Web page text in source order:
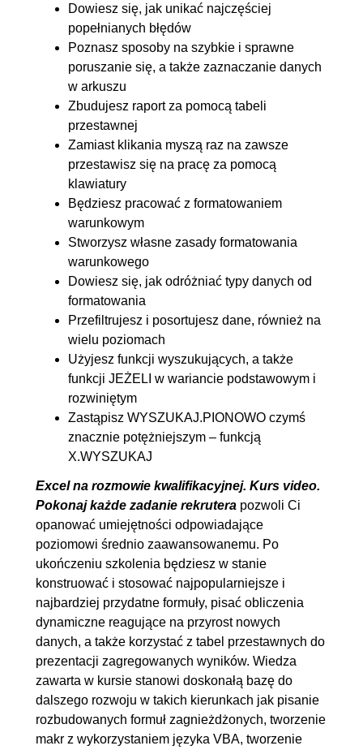
11.1. Formatowanie
warunkowe cz. 1
OGLĄDAJ »
11.2. Formatowanie
warunkowe cz. 2
11.3. Pisanie własnych reguł
formatowania warunkowego
12. Tabele przestawne 00:37:58
12.1. Cel wykorzystania i
zasady działania
12.2. Pola tabeli przestawnej
00:09:33
12.3. Obliczenia w tabeli
przestawnej
12.4. Fragmentatory i oś czasu
00:05:00
12.5. Wizualizacja danych
13. Zadania podsumowujące -
symulacja zadań na rozmowie
kwalifikacyjnej
00:40:24
13.1. Zadanie 1: Formatowanie
13.4. Zadanie 4: Adresowanie
13.5. Zadanie 5: Wyszukiwanie
00:02:29
13.6. Zadanie 6: JEŻELI
kolumny
13.8. Zadanie 8: Formatowanie
warunkowe
00:04:49
przestawna 1
13.10. Zadanie 10: Tabela
00:04:45
Dowiesz się, jak unikać najczęściej
popełnianych błędów
Poznasz sposoby na szybkie i sprawne
poruszanie się, a także zaznaczanie danych
w arkuszu
Zbudujesz raport za pomocą tabeli
przestawnej
Zamiast klikania myszą raz na zawsze
przestawisz się na pracę za pomocą
klawiatury
Będziesz pracować z formatowaniem
warunkowym
Stworzysz własne zasady formatowania
warunkowego
Dowiesz się, jak odróżniać typy danych od
formatowania
Przefiltrujesz i posortujesz dane, również na
wielu poziomach
Użyjesz funkcji wyszukujących, a także
funkcji JEŻELI w wariancie podstawowym i
rozwiniętym
Zastąpisz WYSZUKAJ.PIONOWO czymś
znacznie potężniejszym – funkcją
X.WYSZUKAJ
Excel na rozmowie kwalifikacyjnej. Kurs video.
Pokonaj każde zadanie rekrutera pozwoli Ci
opanować umiejętności odpowiadające
poziomowi średnio zaawansowanemu. Po
ukończeniu szkolenia będziesz w stanie
konstruować i stosować najpopularniejsze i
najbardziej przydatne formuły, pisać obliczenia
dynamiczne reagujące na przyrost nowych
danych, a także korzystać z tabel przestawnych do
prezentacji zagregowanych wyników. Wiedza
zawarta w kursie stanowi doskonałą bazę do
dalszego rozwoju w takich kierunkach jak pisanie
rozbudowanych formuł zagnieżdżonych, tworzenie
makr z wykorzystaniem języka VBA, tworzenie